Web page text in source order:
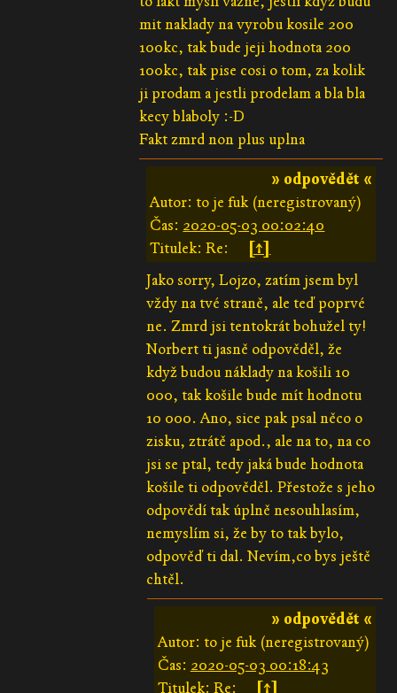
mit naklady na vyrobu kosile 200
100kc, tak bude jeji hodnota 200
100kc, tak pise cosi o tom, za kolik
ji prodam a jestli prodelam a bla bla
kecy blaboly :-D
Fakt zmrd non plus uplna
» odpovědět «
Autor: to je fuk (neregistrovaný)
Čas: 2020-05-03 00:02:40
Titulek: Re:
[↑]
Jako sorry, Lojzo, zatím jsem byl
vždy na tvé straně, ale teď poprvé
ne. Zmrd jsi tentokrát bohužel ty!
Norbert ti jasně odpověděl, že
když budou náklady na košili 10
000, tak košile bude mít hodnotu
10 000. Ano, sice pak psal něco o
zisku, ztrátě apod., ale na to, na co
jsi se ptal, tedy jaká bude hodnota
košile ti odpověděl. Přestože s jeho
odpovědí tak úplně nesouhlasím,
nemyslím si, že by to tak bylo,
odpověď ti dal. Nevím,co bys ještě
chtěl.
» odpovědět «
Autor: to je fuk (neregistrovaný)
Čas: 2020-05-03 00:18:43
Titulek: Re:
[↑]